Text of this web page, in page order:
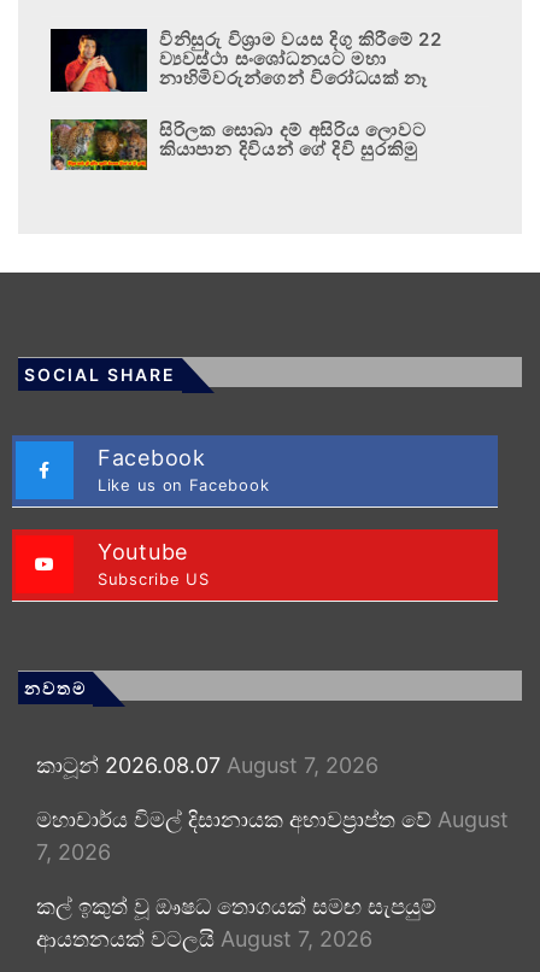
විනිසුරු විශ්‍රාම වයස දිගු කිරීමේ 22
ව්‍යවස්ථා සංශෝධනයට මහා
නාහිමිවරුන්ගෙන් විරෝධයක් නෑ
සිරිලක සොබා දම් අසිරිය ලොවට
කියාපාන දිවියන් ගේ දිවි සුරකිමු
SOCIAL SHARE
Facebook
Like us on Facebook
Youtube
Subscribe US
නවතම
කාටූන් 2026.08.07 August 7, 2026
මහාචාර්ය විමල් දිසානායක අභාවප්‍රාප්ත වේ August
7, 2026
කල් ඉකුත් වූ ඖෂධ තොගයක් සමඟ සැපයුම්
ආයතනයක් වටලයි August 7, 2026